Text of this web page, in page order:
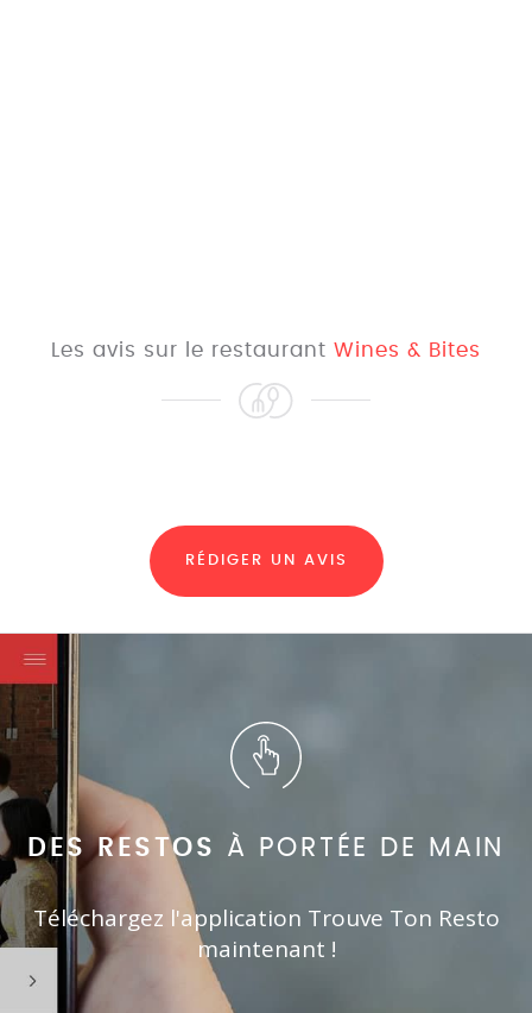
Les avis sur le restaurant Wines & Bites
RÉDIGER UN AVIS
DES RESTOS À PORTÉE DE MAIN
Téléchargez l'application Trouve Ton Resto
maintenant !